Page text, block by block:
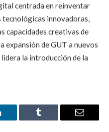
centrada en reinventar
tecnológicas innovadoras,
capacidades creativas de
expansión de GUT a nuevos
la introducción de la
Tumblr Email